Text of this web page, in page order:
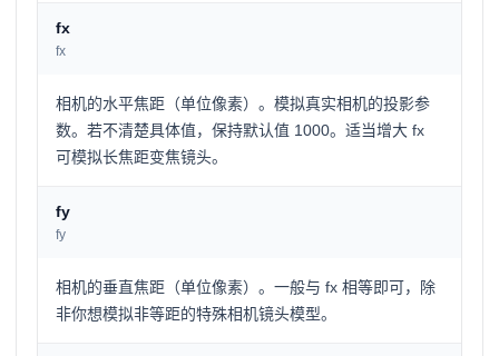
fx
fx
相机的水平焦距（单位像素）。模拟真实相机的投影参
数。若不清楚具体值，保持默认值 1000。适当增大 fx
可模拟长焦距变焦镜头。
fy
fy
相机的垂直焦距（单位像素）。一般与 fx 相等即可，除
非你想模拟非等距的特殊相机镜头模型。